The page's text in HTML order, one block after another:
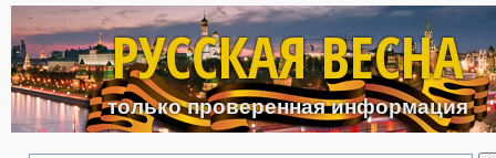
Перейти к основному
РУССКАЯ ВЕСНА
только проверенная информация